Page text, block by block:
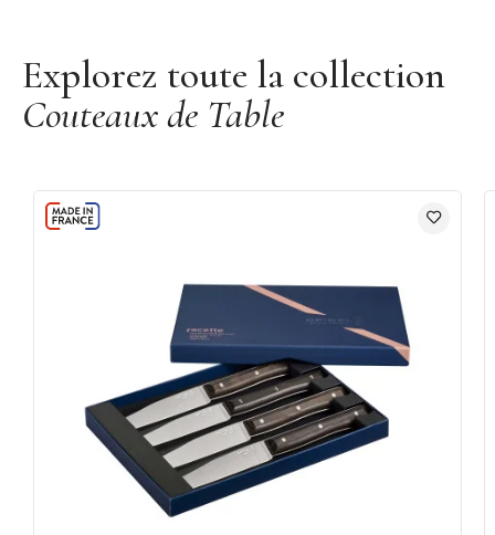
Explorez toute la collection
Couteaux de Table